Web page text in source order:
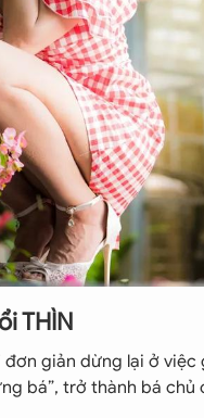
THÌN
giản dừng lại ở việc
bá”, trở thành bá chủ